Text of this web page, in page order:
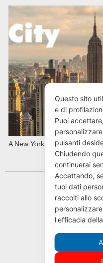
A New York con AVIS in
Questo sito
e di
Puoi
pulsanti
Chiudendo
continuerai
Accettando,
tuoi dati
raccolti allo
l'efficacia